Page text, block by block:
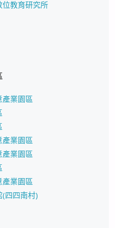
位教育研究所
業園區
產業園區
業園區
產業園區
四四南村)